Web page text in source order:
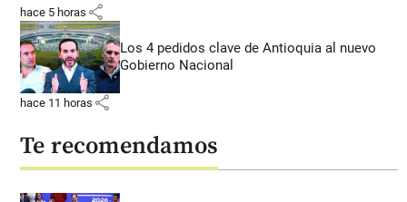
hace 5 horas share
Los 4 pedidos clave de Antioquia al nuevo
Gobierno Nacional
hace 11 horas share
Te recomendamos